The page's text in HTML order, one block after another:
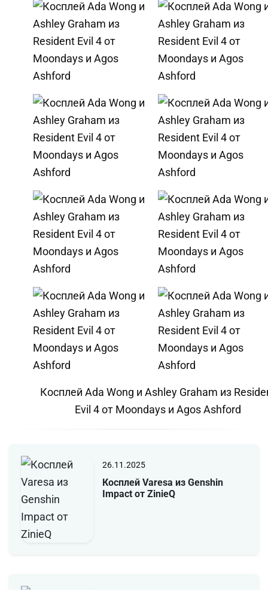
Косплей Ada Wong и Ashley Graham из
Evil 4 от Moondays и Agos Ashford
26.11.2025
Косплей Varesa из Genshin
Impact от ZinieQ